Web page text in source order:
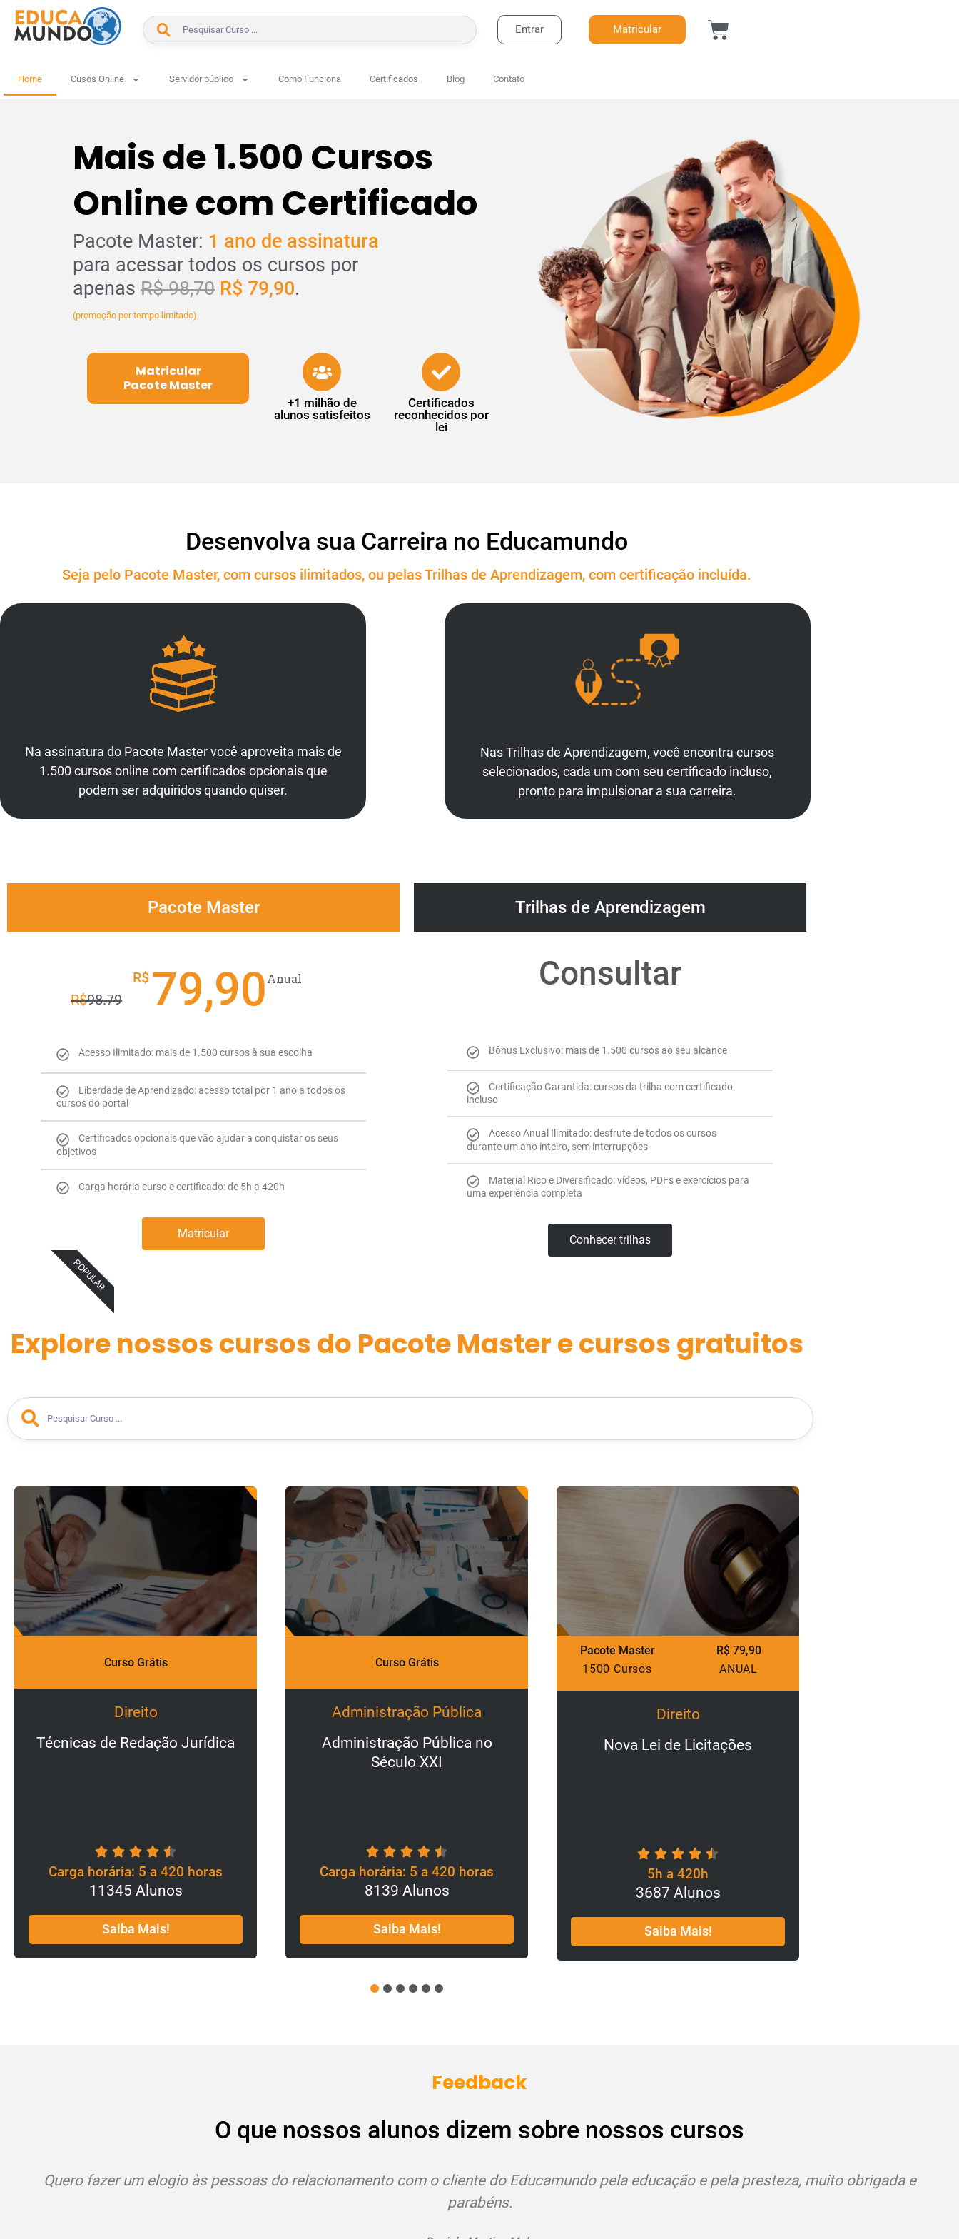
BUSCAR Entrar Matricular
Home Cusos Online Servidor público Como Funciona Certificados Blog Contato
Mais de 1.500 Cursos
Online com Certificado
Pacote Master: 1 ano de assinatura
para acessar todos os cursos por
apenas R$ 98,70 R$ 79,90.
(promoção por tempo limitado)
Matricular
Pacote Master
+1 milhão de
alunos satisfeitos
Certificados
reconhecidos por
lei
Desenvolva sua Carreira no Educamundo
Seja pelo Pacote Master, com cursos ilimitados, ou pelas Trilhas de Aprendizagem, com certificação incluída.
Na assinatura do Pacote Master você aproveita mais de
1.500 cursos online com certificados opcionais que
podem ser adquiridos quando quiser.
Nas Trilhas de Aprendizagem, você encontra cursos
selecionados, cada um com seu certificado incluso,
pronto para impulsionar a sua carreira.
Pacote Master
R$98.79
R$ 79,90Anual
Acesso Ilimitado: mais de 1.500 cursos à sua escolha
Liberdade de Aprendizado: acesso total por 1 ano a todos os
cursos do portal
Certificados opcionais que vão ajudar a conquistar os seus
objetivos
Carga horária curso e certificado: de 5h a 420h
Matricular
POPULAR
Trilhas de Aprendizagem
Consultar
Bônus Exclusivo: mais de 1.500 cursos ao seu alcance
Certificação Garantida: cursos da trilha com certificado
incluso
Acesso Anual Ilimitado: desfrute de todos os cursos
durante um ano inteiro, sem interrupções
Material Rico e Diversificado: vídeos, PDFs e exercícios para
uma experiência completa
Conhecer trilhas
Explore nossos cursos do Pacote Master e cursos gratuitos
Curso Grátis
Administração Pública
Administração Pública no
Carga horária: 5 a 420 horas
8139 Alunos
Saiba Mais!
1500 Cursos
Direito
Nova Lei de Licitações
5h a 420h
3687 Alunos
Saiba Mais!
Pacote Master
1500 Cursos
R$ 79,90
ANUAL
Direito
Direito Administrativo
5h a 420h
15154 Alunos
Saiba Mais!
4 5 6
Feedback
O que nossos alunos dizem sobre nossos cursos
com o cliente do Educamundo pela educação e pela presteza, muito obrigada e